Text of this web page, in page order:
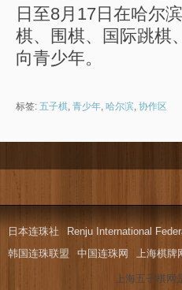
日至8月17日在哈尔
棋、围棋、国际跳棋
向青少年。
标签: 五子棋, 青少年, 哈尔滨, 协作区
日本连珠社 Renju International
韩国连珠联盟
中国连珠网 上海棋牌
上海五子棋网